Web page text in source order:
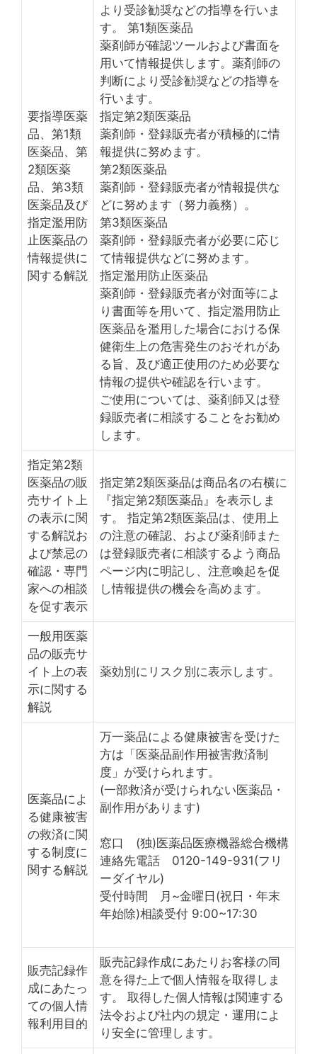
要指導医薬
品、第1類
医薬品、第
2類医薬
品、第3類
医薬品及び
指定濫用防
止医薬品の
情報提供に
関する解説
より受診勧奨などの指導を行いま
す。 第1類医薬品
薬剤師が確認ツールおよび書面を
用いて情報提供します。薬剤師の
判断により受診勧奨などの指導を
行います。
指定第2類医薬品
薬剤師・登録販売者が積極的に情
報提供に努めます。
第2類医薬品
薬剤師・登録販売者が情報提供な
どに努めます（努力義務）。
第3類医薬品
薬剤師・登録販売者が必要に応じ
て情報提供などに努めます。
指定濫用防止医薬品
薬剤師・登録販売者が対面等によ
り書面等を用いて、指定濫用防止
医薬品を濫用した場合における保
健衛生上の危害発生のおそれがあ
る旨、及び適正使用のため必要な
情報の提供や確認を行います。
ご使用については、薬剤師又は登
録販売者に相談することをお勧め
します。
指定第2類
医薬品の販
売サイト上
の表示に関
する解説お
よび禁忌の
確認・専門
家への相談
を促す表示
指定第2類医薬品は商品名の右横に
『指定第2類医薬品』を表示しま
す。 指定第2類医薬品は、使用上
の注意の確認、および薬剤師また
は登録販売者に相談するよう商品
ページ内に明記し、注意喚起を促
し情報提供の機会を高めます。
一般用医薬
品の販売サ
イト上の表
示に関する
解説
薬効別にリスク別に表示します。
医薬品によ
る健康被害
の救済に関
する制度に
関する解説
万一薬品による健康被害を受けた
方は「医薬品副作用被害救済制
度」が受けられます。
(一部救済が受けられない医薬品・
副作用があります)
窓口 (独)医薬品医療機器総合機構
連絡先電話 0120-149-931(フリ
ーダイヤル)
受付時間 月~金曜日(祝日・年末
年始除)相談受付 9:00~17:30
販売記録作
成にあたっ
ての個人情
報利用目的
販売記録作成にあたりお客様の同
意を得た上で個人情報を取得しま
す。 取得した個人情報は関連する
法令および社内の規定・運用によ
り安全に管理します。